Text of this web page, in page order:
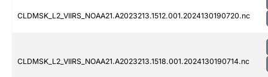
CLDMSK_L2_VIIRS_NOAA21.A2023213.1512.001.2024130190720.nc
CLDMSK_L2_VIIRS_NOAA21.A2023213.1518.001.2024130190714.nc